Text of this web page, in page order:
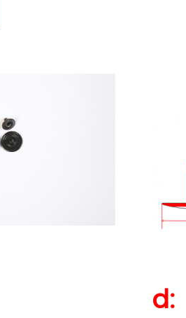
d: